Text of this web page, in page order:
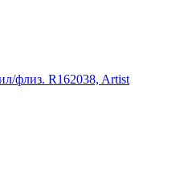
флиз. R162038, Artist